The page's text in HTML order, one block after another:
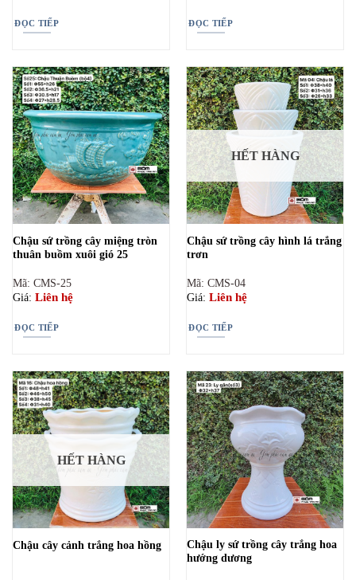
ĐỌC TIẾP ĐỌC TIẾP
Chậu sứ trồng cây miệng tròn
thuân buồm xuôi gió 25
Mã: CMS-25
Giá: Liên hệ
ĐỌC TIẾP
HẾT HÀNG
Chậu sứ trồng cây hình lá trắng
trơn
Mã: CMS-04
Giá: Liên hệ
ĐỌC TIẾP
HẾT HÀNG
Chậu cây cảnh trắng hoa hồng
Chậu ly sứ trồng cây trắng hoa
hướng dương